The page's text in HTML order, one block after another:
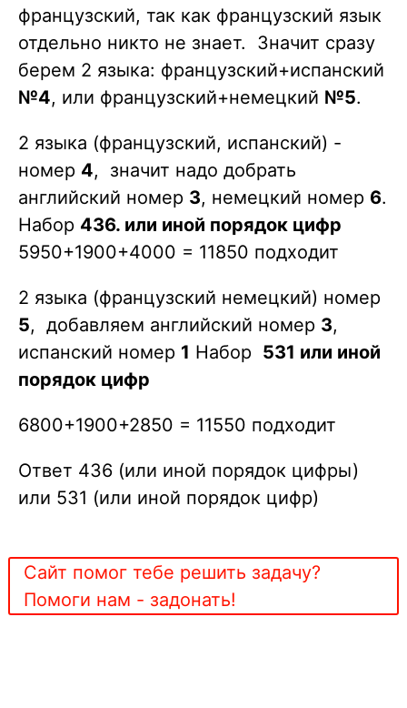
французский, так как французский язык
отдельно никто не знает. Значит сразу
берем 2 языка: французский+испанский
№4, или французский+немецкий №5.
2 языка (французский, испанский) -
номер 4, значит надо добрать
английский номер 3, немецкий номер 6.
Набор 436. или иной порядок цифр
5950+1900+4000 = 11850 подходит
2 языка (французский немецкий) номер
5, добавляем английский номер 3,
испанский номер 1 Набор 531 или иной
порядок цифр
6800+1900+2850 = 11550 подходит
Ответ 436 (или иной порядок цифры)
или 531 (или иной порядок цифр)
Сайт помог тебе решить задачу?
Помоги нам - задонать!